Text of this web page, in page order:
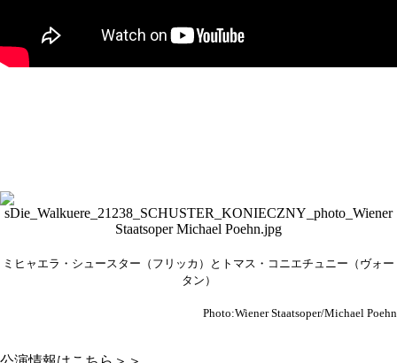
ミヒャエラ・シュースター（フリッカ）とトマス・コニエチュニー（ヴォー
タン）
Photo:Wiener Staatsoper/Michael Poehn